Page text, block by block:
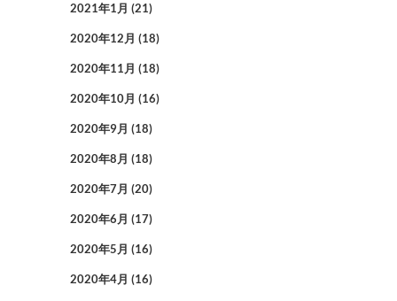
2021年1月 (21)
2020年12月 (18)
2020年11月 (18)
2020年10月 (16)
2020年9月 (18)
2020年8月 (18)
2020年7月 (20)
2020年6月 (17)
2020年5月 (16)
2020年4月 (16)